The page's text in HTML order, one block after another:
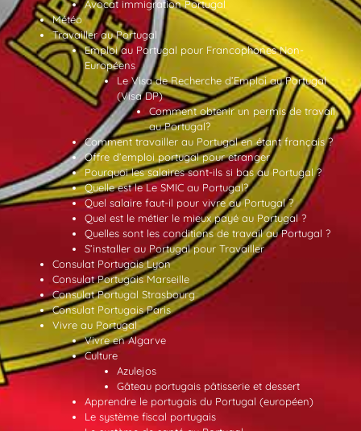
Avocat immigration Portugal
Météo
Travailler au Portugal
Emploi au Portugal pour Francophones Non-
Européens
Le Visa de Recherche d’Emploi au Portugal
(Visa DP)
Comment obtenir un permis de travail
au Portugal?
Comment travailler au Portugal en étant français ?
Offre d’emploi portugal pour etranger
Pourquoi les salaires sont-ils si bas au Portugal ?
Quelle est le Le SMIC au Portugal?
Quel salaire faut-il pour vivre au Portugal ?
Quel est le métier le mieux payé au Portugal ?
Quelles sont les conditions de travail au Portugal ?
S’installer au Portugal pour Travailler
Consulat Portugais Lyon
Consulat Portugais Marseille
Consulat Portugal Strasbourg
Consulat Portugais Paris
Vivre au Portugal
Vivre en Algarve
Culture
Azulejos
Gâteau portugais pâtisserie et dessert
Apprendre le portugais du Portugal (européen)
Le système fiscal portugais